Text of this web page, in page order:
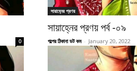
0
সায়াহ্নের প্রণয়
সায়াহ্নের প্রণয় পর্ব -০৯
গল্পের ঠিকানা ডট কম - January 20, 2022